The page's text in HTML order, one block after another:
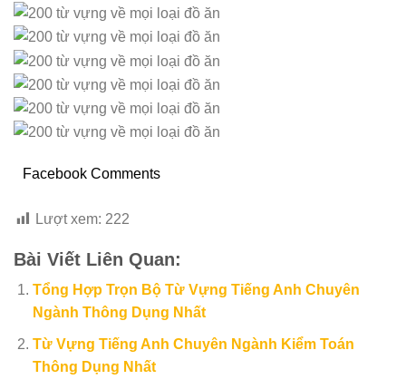
Facebook Comments
Lượt xem: 222
Bài Viết Liên Quan:
Tổng Hợp Trọn Bộ Từ Vựng Tiếng Anh Chuyên
Ngành Thông Dụng Nhất
Từ Vựng Tiếng Anh Chuyên Ngành Kiểm Toán
Thông Dụng Nhất